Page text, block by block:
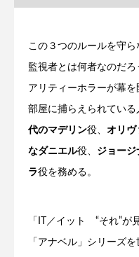
この３つのルールを守
監視者とは何者なのだ
アリティーホラーが幕
部屋に捕らえられている
代のマデリン役、 オリヴ
なダニエル役、 ジョー
ラ役を務める。
「IT／イット “それ”が
「アナベル」シリーズ